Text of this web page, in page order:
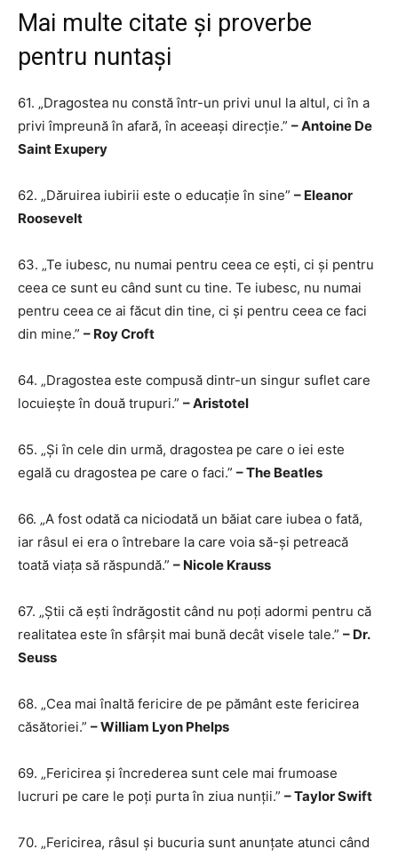
Mai multe citate și proverbe
pentru nuntași
61. „Dragostea nu constă într-un privi unul la altul, ci în a
privi împreună în afară, în aceeași direcție.” – Antoine De
Saint Exupery
62. „Dăruirea iubirii este o educație în sine” – Eleanor
Roosevelt
63. „Te iubesc, nu numai pentru ceea ce ești, ci și pentru
ceea ce sunt eu când sunt cu tine. Te iubesc, nu numai
pentru ceea ce ai făcut din tine, ci și pentru ceea ce faci
din mine.” – Roy Croft
64. „Dragostea este compusă dintr-un singur suflet care
locuiește în două trupuri.” – Aristotel
65. „Și în cele din urmă, dragostea pe care o iei este
egală cu dragostea pe care o faci.” – The Beatles
66. „A fost odată ca niciodată un băiat care iubea o fată,
iar râsul ei era o întrebare la care voia să-și petreacă
toată viața să răspundă.” – Nicole Krauss
67. „Știi că ești îndrăgostit când nu poți adormi pentru că
realitatea este în sfârșit mai bună decât visele tale.” – Dr.
Seuss
68. „Cea mai înaltă fericire de pe pământ este fericirea
căsătoriei.” – William Lyon Phelps
69. „Fericirea și încrederea sunt cele mai frumoase
lucruri pe care le poți purta în ziua nunții.” – Taylor Swift
70. „Fericirea, râsul și bucuria sunt anunțate atunci când